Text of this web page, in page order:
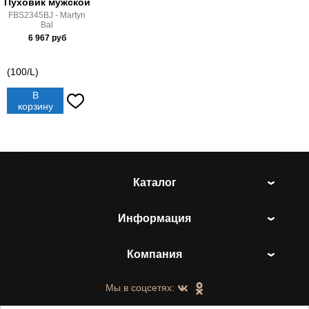
FBS2345BJ - Martyn
Bal
6 967руб
(100/L)
В
корзину
Каталог
Информация
Компания
Мы в соцсетях: